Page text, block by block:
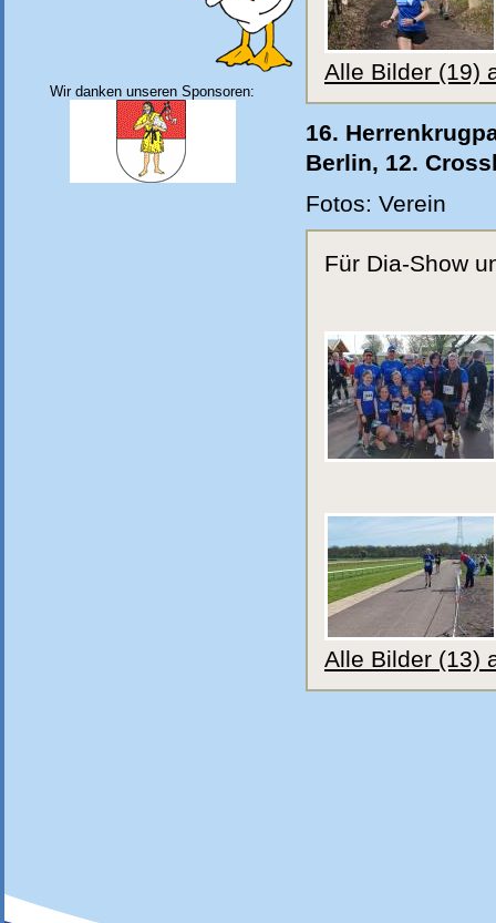
Wir danken unseren Sponsoren:
Alle Bilder (19)
16.
Berlin, 12.
Fotos: Verein
Für Dia-Show
Alle Bilder (13)